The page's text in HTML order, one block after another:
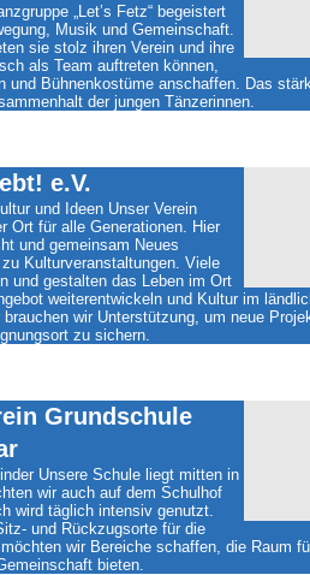
„Let’s Fetz“ begeistert
Musik und Gemeinschaft.
sie stolz ihren Verein und ihre
als Team auftreten können,
und Bühnenkostüme anschaffen. Das
der jungen Tänzerinnen.
e.V.
und Ideen Unser Verein
Ort für alle Generationen. Hier
und gemeinsam Neues
Kulturveranstaltungen. Viele
und gestalten das Leben im Ort
weiterentwickeln und Kultur im
wir Unterstützung, um neue
zu sichern.
Grundschule
Unsere Schule liegt mitten in
wir auch auf dem Schulhof
wird täglich intensiv genutzt.
und Rückzugsorte für die
wir Bereiche schaffen, die Raum
bieten.